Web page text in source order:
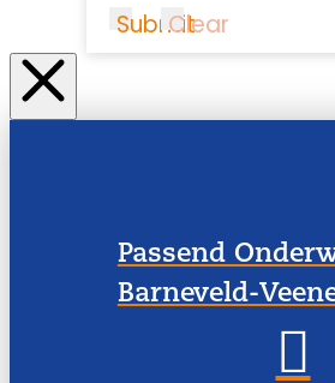
SubmitClear
Passend
Barneveld-